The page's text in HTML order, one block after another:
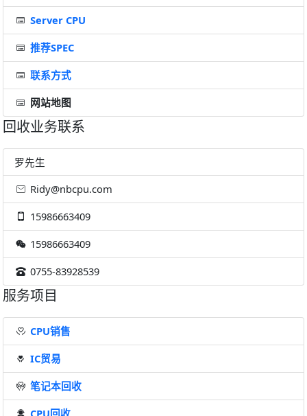
Server CPU
推荐SPEC
联系方式
网站地图
回收业务联系
罗先生
Ridy@nbcpu.com
15986663409
15986663409
0755-83928539
服务项目
CPU销售
IC贸易
笔记本回收
CPU回收